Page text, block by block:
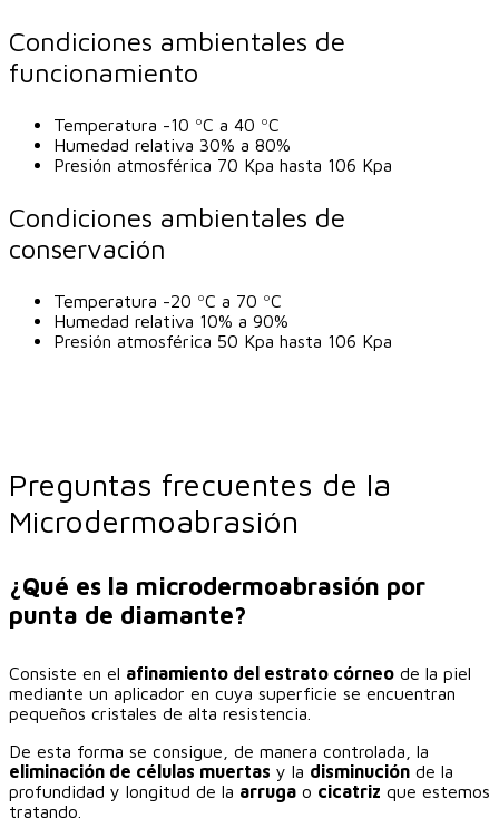
Condiciones ambientales de
funcionamiento
Temperatura -10 ºC a 40 ºC
Humedad relativa 30% a 80%
Presión atmosférica 70 Kpa hasta 106 Kpa
Condiciones ambientales de
conservación
Temperatura -20 ºC a 70 ºC
Humedad relativa 10% a 90%
Presión atmosférica 50 Kpa hasta 106 Kpa
Preguntas frecuentes de la
Microdermoabrasión
¿Qué es la microdermoabrasión por
punta de diamante?
Consiste en el afinamiento del estrato córneo de la piel
mediante un aplicador en cuya superficie se encuentran
pequeños cristales de alta resistencia.
De esta forma se consigue, de manera controlada, la
eliminación de células muertas y la disminución de la
profundidad y longitud de la arruga o cicatriz que estemos
tratando.